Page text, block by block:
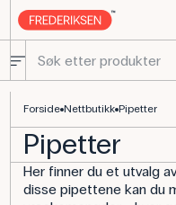
Forside Nettbutikk Pipetter
Pipetter
Her finner du et utvalg
disse pipettene kan du